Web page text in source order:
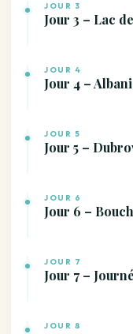
JOUR 3
Jour 3 – Lac
JOUR 4
Jour 4 –
JOUR 5
Jour 5 –
JOUR 6
Jour 6 –
JOUR 7
Jour 7 –
JOUR 8